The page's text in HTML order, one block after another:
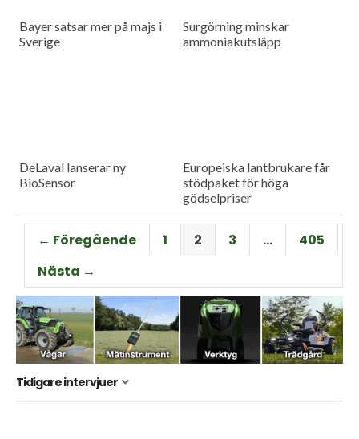
Bayer satsar mer på majs i
Sverige
Surgörning minskar
ammoniakutsläpp
DeLaval lanserar ny
BioSensor
Europeiska lantbrukare får
stödpaket för höga
gödselpriser
← Föregående 1 2 3 …
405
Nästa →
Tidigare intervjuer